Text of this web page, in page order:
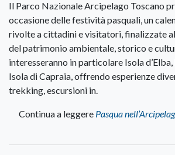
Il Parco Nazionale Arcipelago Toscano
occasione delle festività pasquali, un
rivolte a cittadini e visitatori, finalizzate
del patrimonio ambientale, storico e
interesseranno in particolare Isola
Isola di Capraia, offrendo esperienze
trekking, escursioni in.
Continua a leggere Pasqua